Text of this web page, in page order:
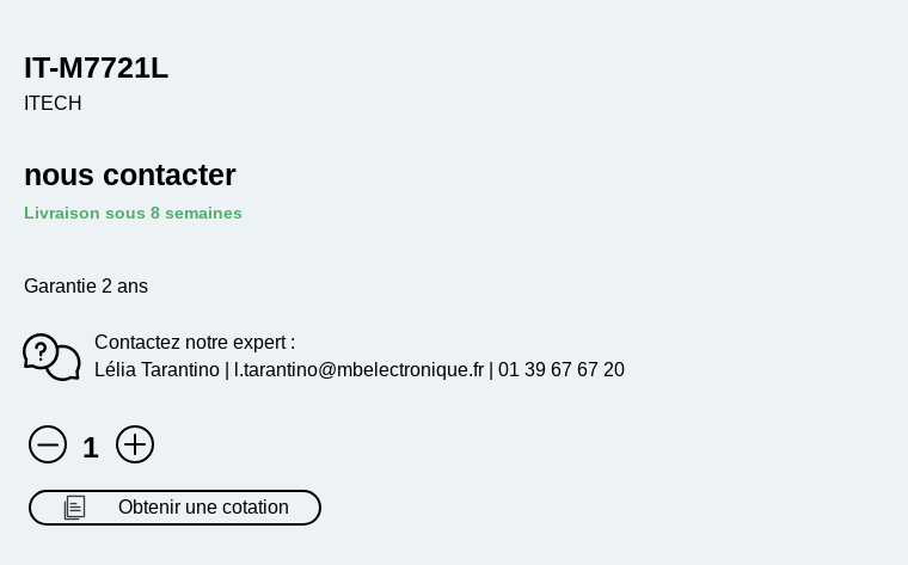
IT-M7721L
ITECH
nous contacter
Garantie 2 ans
Livraison sous 8 semaines
Contactez notre expert :
Lélia Tarantino | l.tarantino@mbelectronique.fr | 01 39 67 67 20
1
Obtenir une cotation